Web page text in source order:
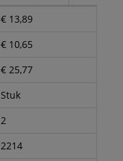
€ 13,89
€ 10,65
€ 25,77
Stuk
2
2214